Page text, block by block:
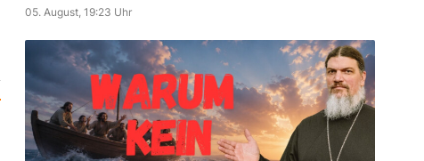
05. August, 19:23 Uhr